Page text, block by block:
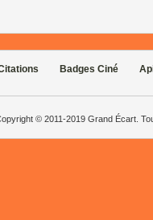
Badges Ciné
© 2011-2019 Grand Écart.